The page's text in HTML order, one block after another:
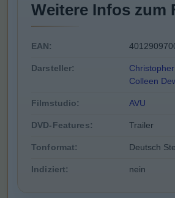
Weitere Infos zum
EAN:
Darsteller:
Colleen
Filmstudio: AVU
DVD-Features: Trailer
Tonformat: Deutsch
Indiziert: nein